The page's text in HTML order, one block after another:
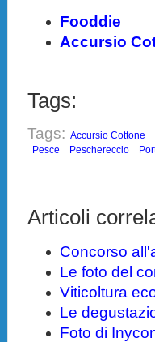
Fooddie
Accursio
Tags:
Tags: Accursio Cottone
Pesce
Peschereccio
Articoli
Concorso
Le foto del
Viticoltura
Le
Foto di